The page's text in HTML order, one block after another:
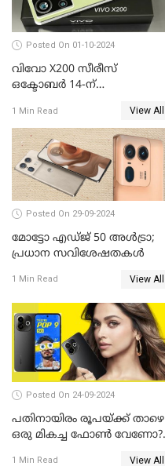
Posted On 01-10-2024
വിവോ X200 സീരീസ്
ഒക്ടോബർ 14-ന്
വിവരങ്ങൾ പുറത്ത്
1 Min Read View All
Posted On 29-09-2024
മോട്ടോ എഡ്ജ് 50 അൾട്രാ;
പ്രധാന സവിശേഷതകൾ
1 Min Read View All
Posted On 24-09-2024
പതിനായിരം രൂപയ്ക്ക് താഴെ
ഒരു മികച്ച ഫോൺ വേണോ?
1 Min Read View All